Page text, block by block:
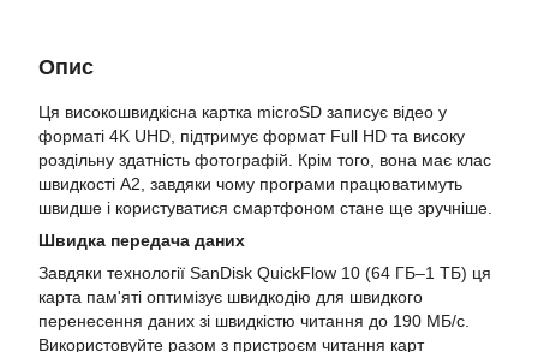
Опис
Ця високошвидкісна картка microSD записує відео у
форматі 4K UHD, підтримує формат Full HD та високу
роздільну здатність фотографій. Крім того, вона має клас
швидкості A2, завдяки чому програми працюватимуть
швидше і користуватися смартфоном стане ще зручніше.
Швидка передача даних
Завдяки технології SanDisk QuickFlow 10 (64 ГБ–1 ТБ) ця
карта пам'яті оптимізує швидкодію для швидкого
перенесення даних зі швидкістю читання до 190 МБ/с.
Використовуйте разом з пристроєм читання карт